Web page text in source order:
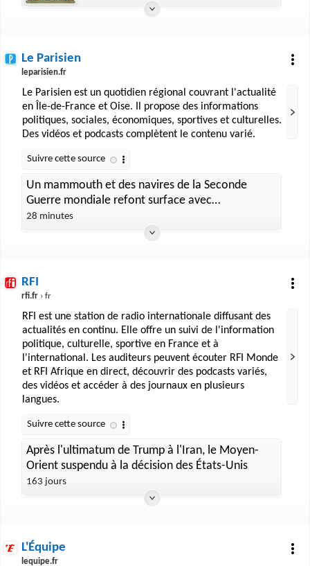
d’avoir obtenu la citoyenneté
Le Parisien
leparisien.fr
Le Parisien est un quotidien régional couvrant l'actualité
en Île-de-France et Oise. Il propose des informations
politiques, sociales, économiques, sportives et culturelles.
Des vidéos et podcasts complètent le contenu varié.
Un mammouth et des navires de la Seconde
Guerre mondiale refont surface avec
l’assèchement du Danube
28 minutes
RFI
rfi.fr › fr
RFI est une station de radio internationale diffusant des
actualités en continu. Elle offre un suivi de l'information
politique, culturelle, sportive en France et à
l'international. Les auditeurs peuvent écouter RFI Monde
et RFI Afrique en direct, découvrir des podcasts variés,
des vidéos et accéder à des journaux en plusieurs
langues.
Après l'ultimatum de Trump à l'Iran, le Moyen-
Orient suspendu à la décision des États-Unis
163 jours
L'Équipe
lequipe.fr